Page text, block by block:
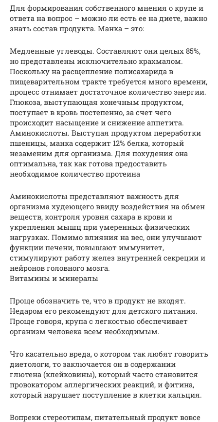
Для формирования собственного мнения о крупе и
ответа на вопрос – можно ли есть ее на диете, важно
знать состав продукта. Манка – это:
Медленные углеводы. Составляют они целых 85%,
но представлены исключительно крахмалом.
Поскольку на расщепление полисахарида в
пищеварительном тракте требуется много времени,
процесс отнимает достаточное количество энергии.
Глюкоза, выступающая конечным продуктом,
поступает в кровь постепенно, за счет чего
происходит насыщение и снижение аппетита.
Аминокислоты. Выступая продуктом переработки
пшеницы, манка содержит 12% белка, который
незаменим для организма. Для похудения она
оптимальна, так как готова предоставить
необходимое количество протеина
Аминокислоты представляют важность для
организма худеющего ввиду воздействия на обмен
веществ, контроля уровня сахара в крови и
укрепления мышц при умеренных физических
нагрузках. Помимо влияния на вес, они улучшают
функции печени, повышают иммунитет,
стимулируют работу желез внутренней секреции и
нейронов головного мозга.
Витамины и минералы
Проще обозначить те, что в продукт не входят.
Недаром его рекомендуют для детского питания.
Проще говоря, крупа с легкостью обеспечивает
организм человека всем необходимым.
Что касательно вреда, о котором так любят говорить
диетологи, то заключается он в содержании
глютена (клейковины), который часто становится
провокатором аллергических реакций, и фитина,
который нарушает поступление в клетки кальция.
Вопреки стереотипам, питательный продукт вовсе